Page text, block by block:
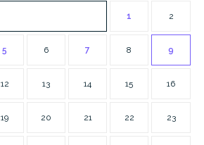
1 2
5 6 7 8 9
12 13 14 15 16
19 20 21 22 23